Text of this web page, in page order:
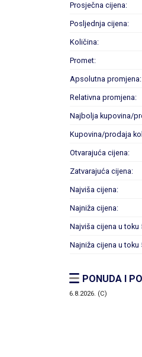
Prosječna cijena:
Posljednja cijena:
Količina:
Promet:
Apsolutna promjena:
Relativna promjena:
Najbolja kupovina/
Kupovina/prodaja
Otvarajuća cijena:
Zatvarajuća cijena:
Najviša cijena:
Najniža cijena:
Najviša cijena u toku
Najniža cijena u toku
PONUDA I
6.8.2026. (C)